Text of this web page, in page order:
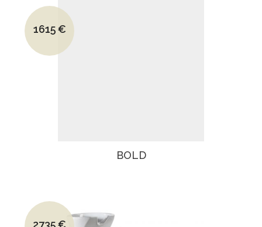
Le prix initial était : 2015€.
1615€
Le prix actuel est : 1615€.
BOLD
Le prix initial était : 3649€.
2735€